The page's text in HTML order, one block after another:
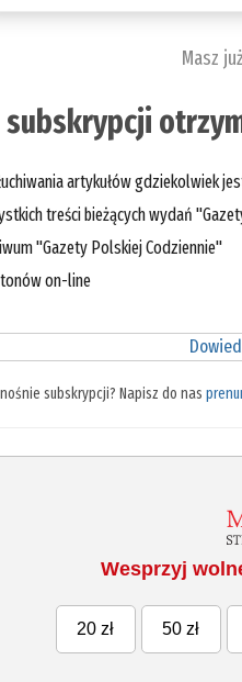
Masz
subskrypcji
artykułów gdziekolwiek
treści bieżących wydań
"Gazety Polskiej Codziennie"
on-line
subskrypcji? Napisz do nas
Wesprzyj
20 zł 50 zł